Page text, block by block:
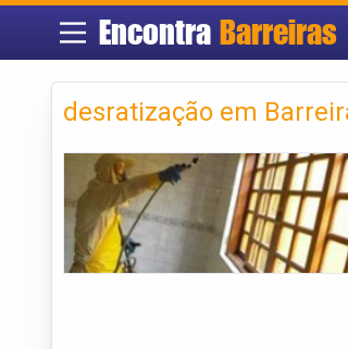
Encontra Barreiras
desratização em